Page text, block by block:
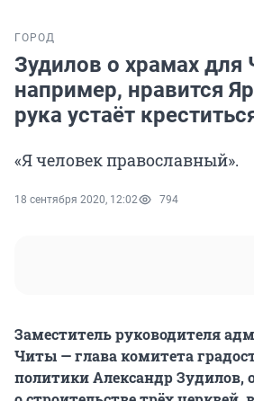
ГОРОД
Зудилов о храмах
например, нравится
рука устаёт
«Я человек православный».
18 сентября 2020, 12:02 794
Заместитель руководителя
Читы — глава комитета
политики Александр Зудилов,